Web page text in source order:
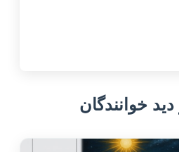
خوانندگان